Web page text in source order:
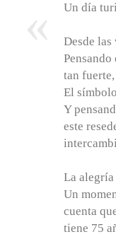
Un día
Desde
tan
El
Y
este
La
Un
cuenta
tiene 75